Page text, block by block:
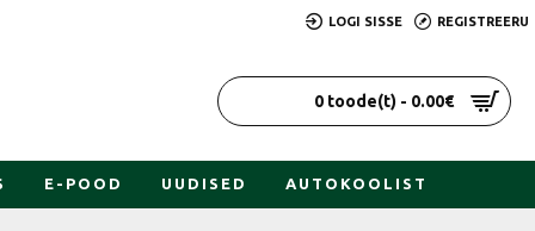
LOGI SISSE REGISTREERU
0 toode(t) - 0.00€
E-POOD UUDISED AUTOKOOLIST